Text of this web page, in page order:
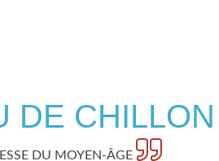
DE CHILLON
DU MOYEN-ÂGE